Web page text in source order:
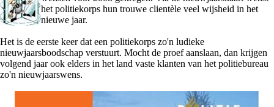
het politiekorps hun trouwe clientèle veel wijsheid in het
nieuwe jaar.
Het is de eerste keer dat een politiekorps zo'n ludieke
nieuwjaarsboodschap verstuurt. Mocht de proef aanslaan, dan krijgen
volgend jaar ook elders in het land vaste klanten van het politiebureau
zo'n nieuwjaarswens.